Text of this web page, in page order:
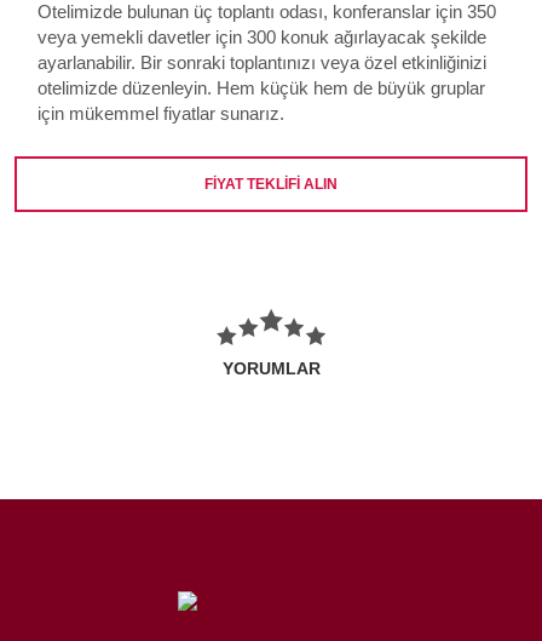
Otelimizde bulunan üç toplantı odası, konferanslar için 350
veya yemekli davetler için 300 konuk ağırlayacak şekilde
ayarlanabilir. Bir sonraki toplantınızı veya özel etkinliğinizi
otelimizde düzenleyin. Hem küçük hem de büyük gruplar
için mükemmel fiyatlar sunarız.
FİYAT TEKLİFİ ALIN
YORUMLAR